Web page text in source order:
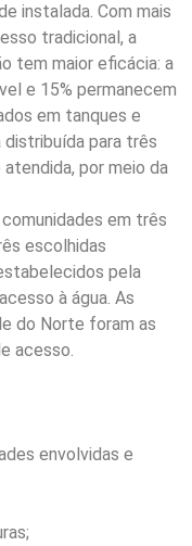
instalada. Com mais
tradicional, a
tem maior eficácia: a
e 15% permanecem
em tanques e
distribuída para três
por meio da
em três
escolhidas
pela
à água. As
do Norte foram as
acesso.
envolvidas e